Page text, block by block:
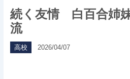
続く友情 白百合姉
流
高校 2026/04/07